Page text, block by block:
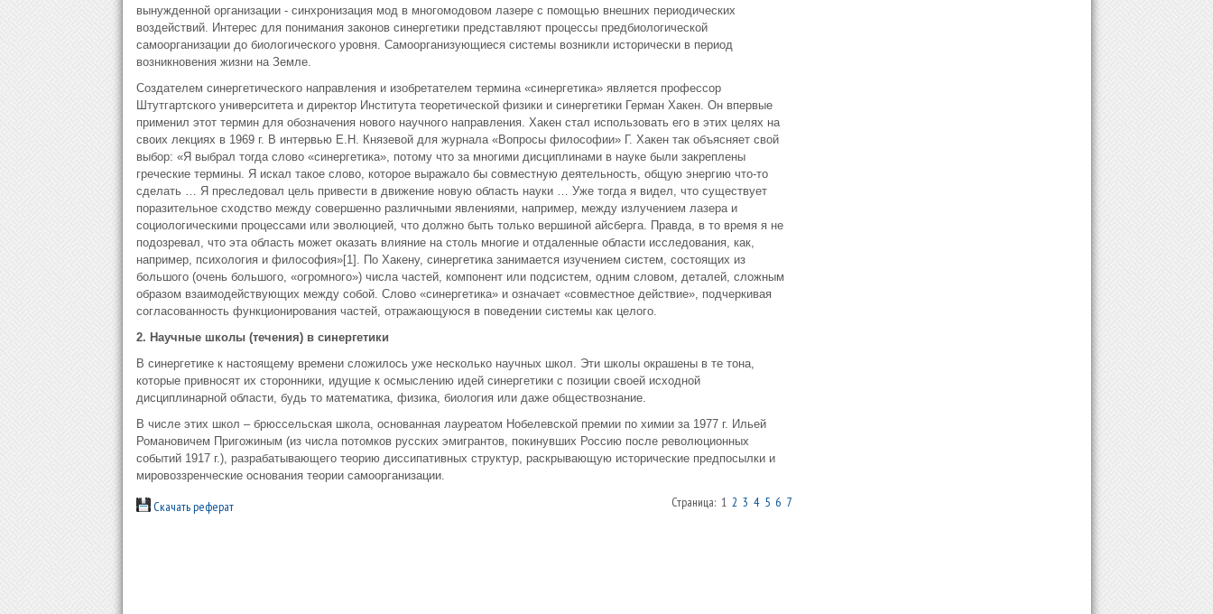
вынужденной организации - синхронизация мод в многомодовом лазере с помощью внешних периодических
воздействий. Интерес для понимания законов синергетики представляют процессы предбиологической
самоорганизации до биологического уровня. Самоорганизующиеся системы возникли исторически в период
возникновения жизни на Земле.
Создателем синергетического направления и изобретателем термина «синергетика» является профессор
Штутгартского университета и директор Института теоретической физики и синергетики Герман Хакен. Он впервые
применил этот термин для обозначения нового научного направления. Хакен стал использовать его в этих целях на
своих лекциях в 1969 г. В интервью Е.Н. Князевой для журнала «Вопросы философии» Г. Хакен так объясняет свой
выбор: «Я выбрал тогда слово «синергетика», потому что за многими дисциплинами в науке были закреплены
греческие термины. Я искал такое слово, которое выражало бы совместную деятельность, общую энергию что-то
сделать … Я преследовал цель привести в движение новую область науки … Уже тогда я видел, что существует
поразительное сходство между совершенно различными явлениями, например, между излучением лазера и
социологическими процессами или эволюцией, что должно быть только вершиной айсберга. Правда, в то время я не
подозревал, что эта область может оказать влияние на столь многие и отдаленные области исследования, как,
например, психология и философия»[1]. По Хакену, синергетика занимается изучением систем, состоящих из
большого (очень большого, «огромного») числа частей, компонент или подсистем, одним словом, деталей, сложным
образом взаимодействующих между собой. Слово «синергетика» и означает «совместное действие», подчеркивая
согласованность функционирования частей, отражающуюся в поведении системы как целого.
2. Научные школы (течения) в синергетики
В синергетике к настоящему времени сложилось уже несколько научных школ. Эти школы окрашены в те тона,
которые привносят их сторонники, идущие к осмыслению идей синергетики с позиции своей исходной
дисциплинарной области, будь то математика, физика, биология или даже обществознание.
В числе этих школ – брюссельская школа, основанная лауреатом Нобелевской премии по химии за 1977 г. Ильей
Романовичем Пригожиным (из числа потомков русских эмигрантов, покинувших Россию после революционных
событий 1917 г.), разрабатывающего теорию диссипативных структур, раскрывающую исторические предпосылки и
мировоззренческие основания теории самоорганизации.
Скачать реферат Страница: 1 2 3 4 5 6 7